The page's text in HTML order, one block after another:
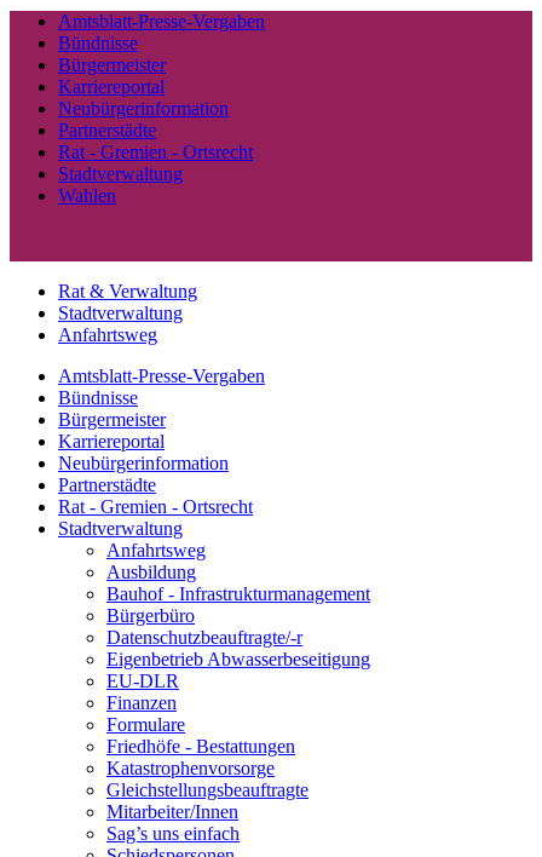
Amtsblatt-Presse-Vergaben
Bündnisse
Bürgermeister
Karriereportal
Neubürgerinformation
Partnerstädte
Rat - Gremien - Ortsrecht
Stadtverwaltung
Wahlen
Rat & Verwaltung
Stadtverwaltung
Anfahrtsweg
Amtsblatt-Presse-Vergaben
Bündnisse
Bürgermeister
Karriereportal
Neubürgerinformation
Partnerstädte
Rat - Gremien - Ortsrecht
Stadtverwaltung
Anfahrtsweg
Ausbildung
Bauhof - Infrastrukturmanagement
Bürgerbüro
Datenschutzbeauftragte/-r
Eigenbetrieb Abwasserbeseitigung
EU-DLR
Finanzen
Formulare
Friedhöfe - Bestattungen
Katastrophenvorsorge
Gleichstellungsbeauftragte
Mitarbeiter/Innen
Sag’s uns einfach